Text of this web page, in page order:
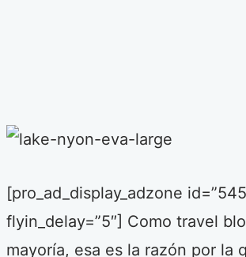
[pro_ad_display_adzone
flyin_delay=”5″] Como travel
mayoría, esa es la razón por la